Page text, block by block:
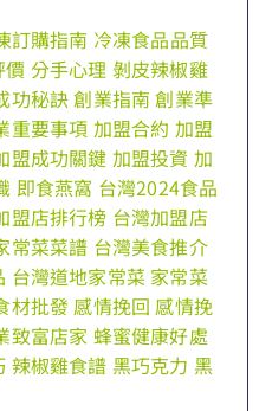
訂購指南 冷凍食品品質
價 分手心理 剝皮辣椒雞
功秘訣創業指南 創業準
重要事項 加盟合約 加盟
盟成功關鍵 加盟投資 加
即食燕窩 台灣2024食品
盟店排行榜 台灣加盟店
常菜菜譜 台灣美食推介
台灣道地家常菜 家常菜
材批發感情挽回 感情挽
致富店家 蜂蜜健康好處
辣椒雞食譜 黑巧克力 黑